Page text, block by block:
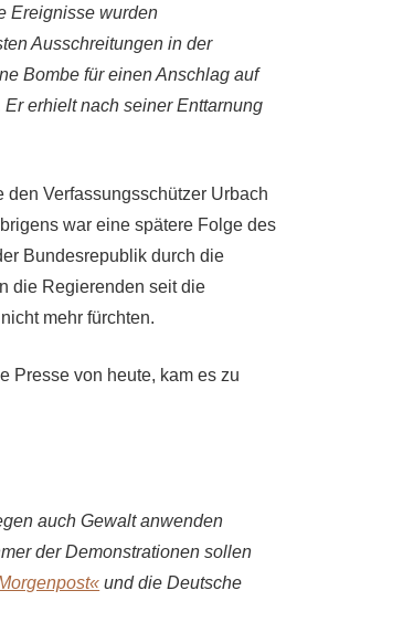
Ereignisse wurden
Ausschreitungen in der
Bombe für einen Anschlag auf
Er erhielt nach seiner Enttarnung
Verfassungsschützer Urbach
war eine spätere Folge des
Bundesrepublik durch die
die Regierenden seit die
mehr fürchten.
Presse von heute, kam es zu
auch Gewalt anwenden
der Demonstrationen sollen
und die Deutsche